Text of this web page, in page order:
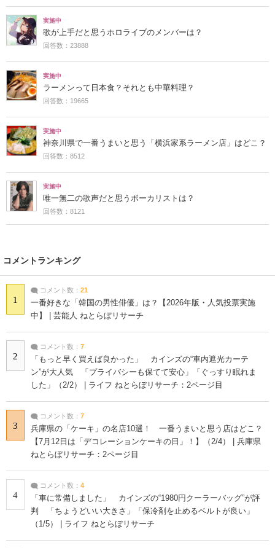
実施中
歌が上手だと思うホロライブのメンバーは？
回答数：23888
実施中
ラーメンって日本食？それとも中華料理？
回答数：19665
実施中
神奈川県で一番うまいと思う「横浜家系ラーメン店」はどこ？
回答数：8512
実施中
唯一無二の歌声だと思うボーカリストは？
回答数：8121
コメントランキング
1
コメント数： 21
一番好きな「韓国の男性俳優」は？【2026年版・人気投票実施
中】 | 芸能人 ねとらぼリサーチ
2
コメント数： 7
「もっと早く買えば良かった」 カインズの“車内遮光カーテ
ン”が大人気 「プライバシーも保てて安心」「ぐっすり眠れま
した」（2/2） | ライフ ねとらぼリサーチ：2ページ目
3
コメント数： 7
兵庫県の「ケーキ」の名店10選！ 一番うまいと思う店はどこ？
【7月12日は「デコレーションケーキの日」！】（2/4） | 兵庫県
ねとらぼリサーチ：2ページ目
4
コメント数： 4
「車に常備しました」 カインズの“1980円クーラーバッグ”が評
判 「ちょうどいい大きさ」「保冷剤を止めるベルトが良い」
（1/5） | ライフ ねとらぼリサーチ